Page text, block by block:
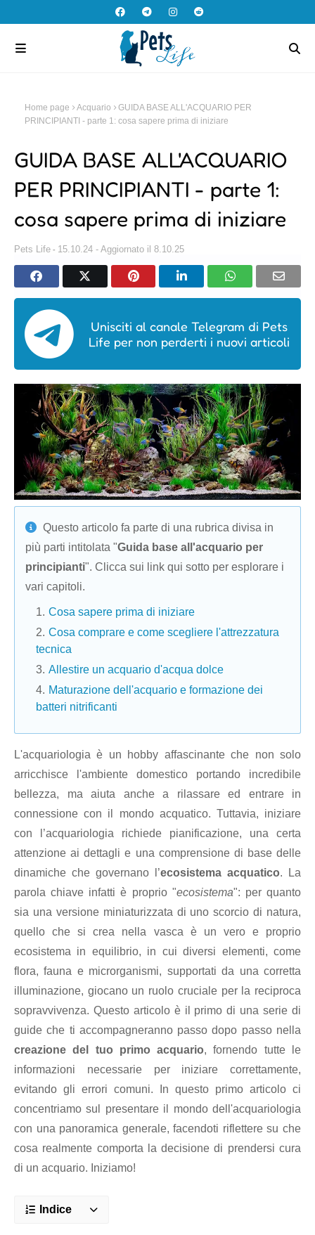
Home page Acquario
GUIDA BASE ALL'ACQUARIO PER
PRINCIPIANTI - parte 1: cosa sapere prima di iniziare
GUIDA BASE ALL'ACQUARIO
PER PRINCIPIANTI - parte 1:
cosa sapere prima di iniziare
Pets Life 15.10.24 - Aggiornato il 8.10.25
Unisciti al canale Telegram di Pets
Life per non perderti i nuovi articoli
Questo articolo fa parte di una rubrica divisa in
più parti intitolata "Guida base all'acquario per
principianti". Clicca sui link qui sotto per esplorare i
vari capitoli.
Cosa sapere prima di iniziare
Cosa comprare e come scegliere l'attrezzatura
tecnica
Allestire un acquario d'acqua dolce
Maturazione dell'acquario e formazione dei
batteri nitrificanti
L'acquariologia è un hobby affascinante che non solo
arricchisce l'ambiente domestico portando incredibile
bellezza, ma aiuta anche a rilassare ed entrare in
connessione con il mondo acquatico. Tuttavia, iniziare
con l’acquariologia richiede pianificazione, una certa
attenzione ai dettagli e una comprensione di base delle
dinamiche che governano l’ecosistema acquatico. La
parola chiave infatti è proprio "ecosistema": per quanto
sia una versione miniaturizzata di uno scorcio di natura,
quello che si crea nella vasca è un vero e proprio
ecosistema in equilibrio, in cui diversi elementi, come
flora, fauna e microrganismi, supportati da una corretta
illuminazione, giocano un ruolo cruciale per la reciproca
sopravvivenza. Questo articolo è il primo di una serie di
guide che ti accompagneranno passo dopo passo nella
creazione del tuo primo acquario, fornendo tutte le
informazioni necessarie per iniziare correttamente,
evitando gli errori comuni. In questo primo articolo ci
concentriamo sul presentare il mondo dell'acquariologia
con una panoramica generale, facendoti riflettere su che
cosa realmente comporta la decisione di prendersi cura
di un acquario. Iniziamo!
Indice